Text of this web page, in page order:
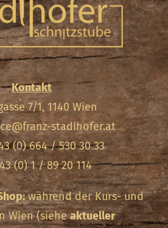
Kontakt
7/1, 1140 Wien
stadlhofer.at
(0) 664 / 530 30 33
(0) 1 / 89 20 114
während der Kurs- und
Wien (sieheaktueller